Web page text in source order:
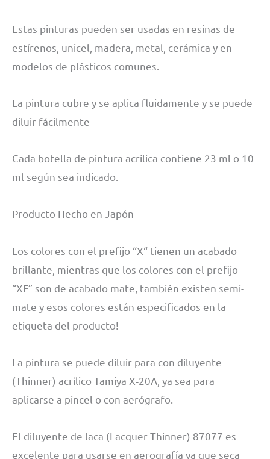
Estas pinturas pueden ser usadas en resinas de
estírenos, unicel, madera, metal, cerámica y en
modelos de plásticos comunes.
La pintura cubre y se aplica fluidamente y se puede
diluir fácilmente
Cada botella de pintura acrílica contiene 23 ml o 10
ml según sea indicado.
Producto Hecho en Japón
Los colores con el prefijo “X“ tienen un acabado
brillante, mientras que los colores con el prefijo
“XF” son de acabado mate, también existen semi-
mate y esos colores están especificados en la
etiqueta del producto!
La pintura se puede diluir para con diluyente
(Thinner) acrílico Tamiya X-20A, ya sea para
aplicarse a pincel o con aerógrafo.
El diluyente de laca (Lacquer Thinner) 87077 es
excelente para usarse en aerografía ya que seca